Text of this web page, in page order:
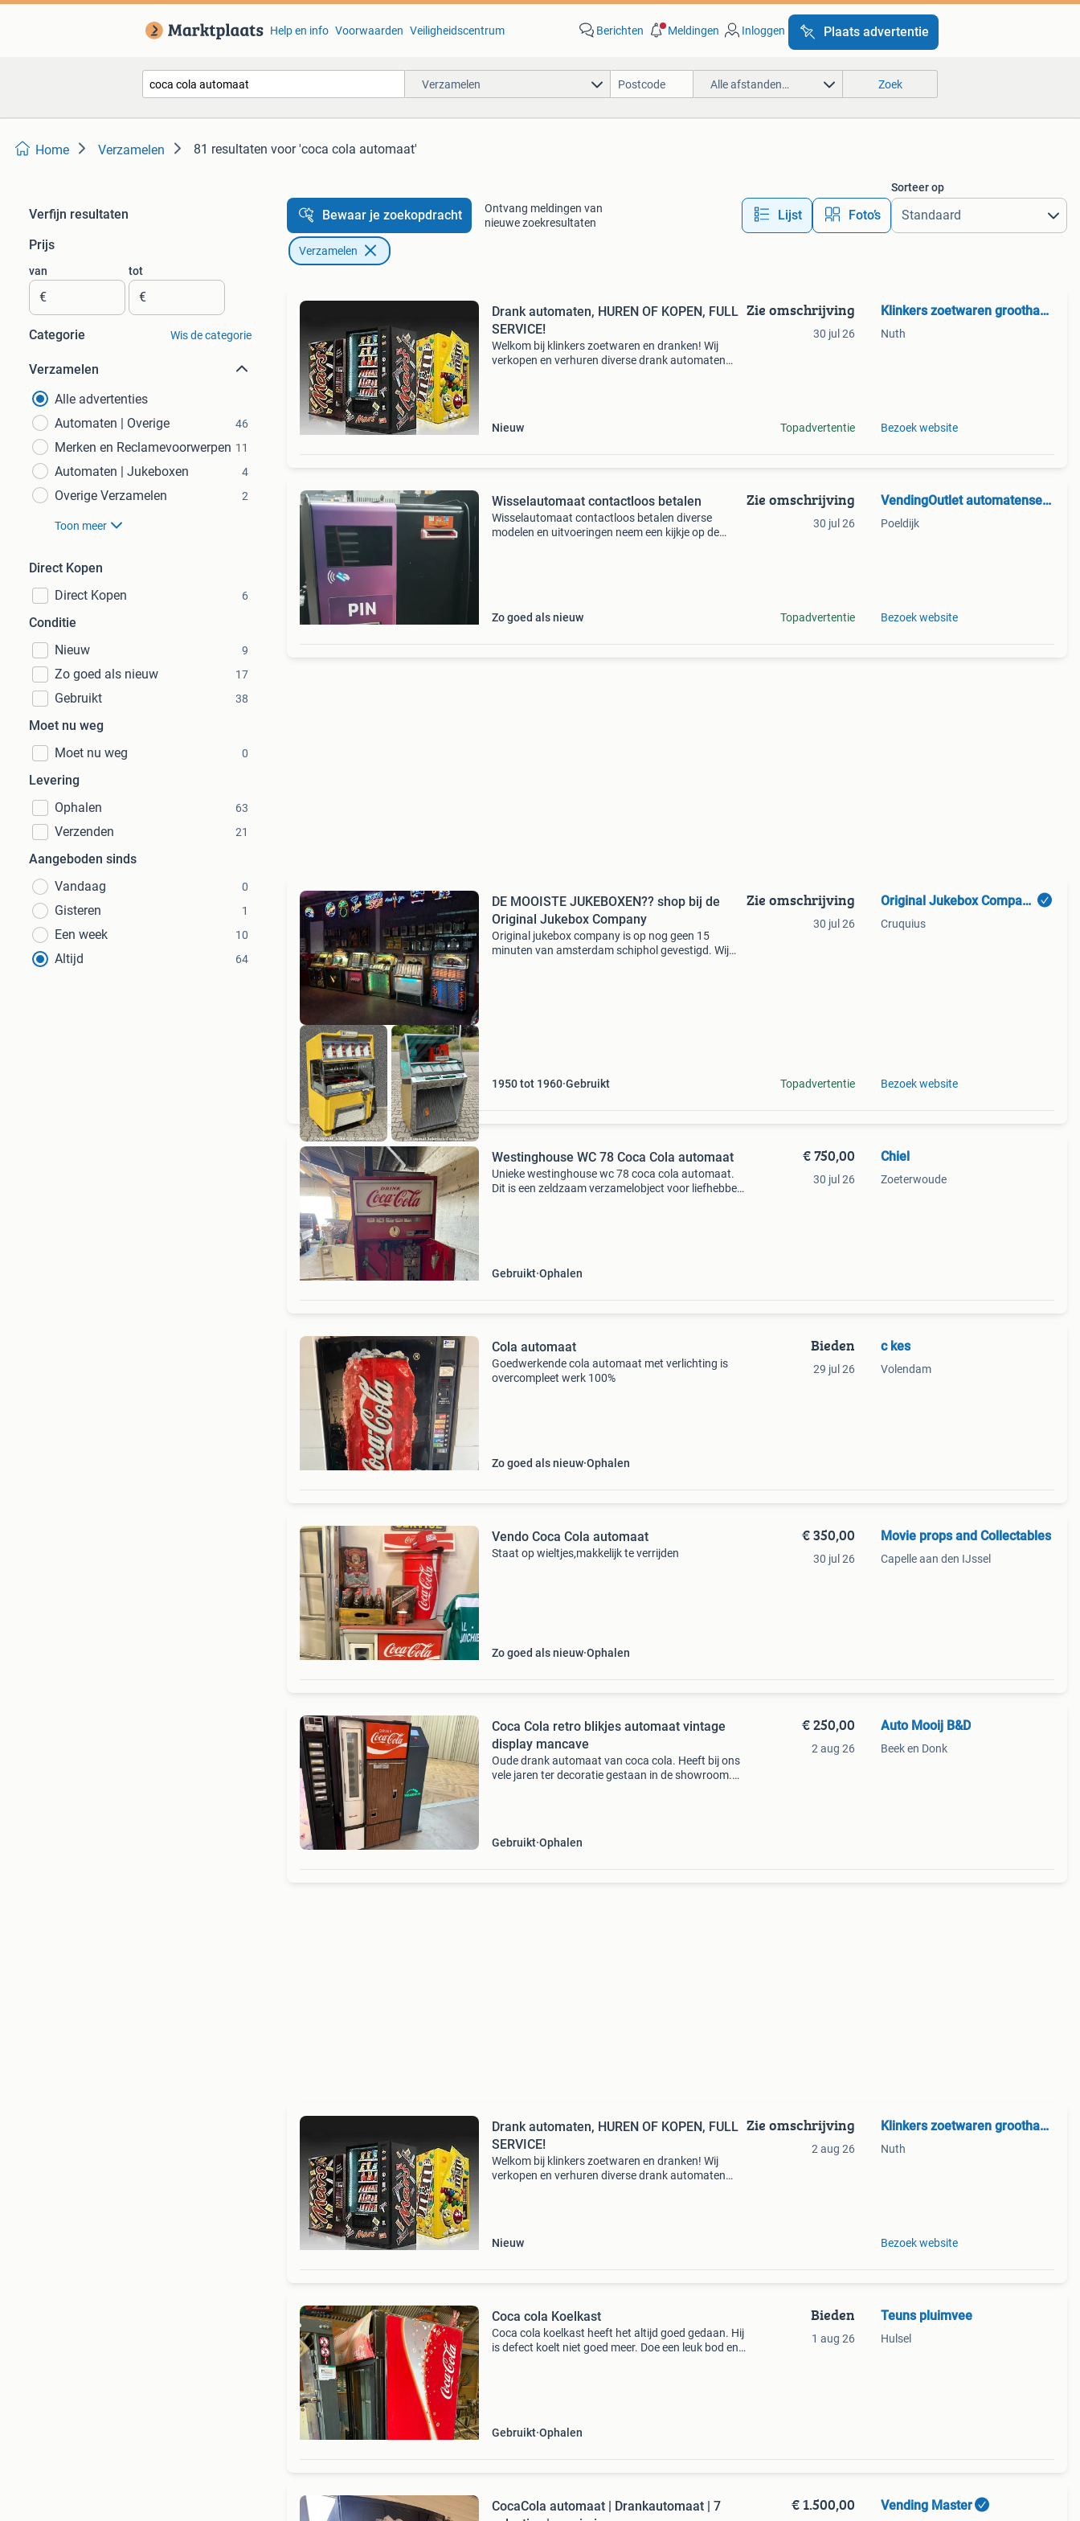
Help en info Voorwaarden Veiligheidscentrum Berichten Meldingen Inloggen Plaats advertentie
Verzamelen Alle afstanden… Zoek
Home Verzamelen 81 resultaten voor 'coca cola automaat'
Verfijn resultaten
Prijs
van
€
tot
€
Categorie Wis de categorie
Verzamelen
Alle advertenties
Automaten | Overige
46
Merken en Reclamevoorwerpen 11
Automaten | Jukeboxen 4
Overige Verzamelen 2
Toon meer
Direct Kopen
Direct Kopen
6
Conditie
Nieuw
9
Zo goed als nieuw 17
Gebruikt 38
Moet nu weg
Moet nu weg
0
Levering
Ophalen
63
Verzenden 21
Aangeboden sinds
Vandaag
0
Gisteren 1
Een week 10
Altijd 64
Bewaar je zoekopdracht
Ontvang meldingen van
nieuwe zoekresultaten
Lijst Foto’s
Sorteer op
Verzamelen
Drank automaten, HUREN OF KOPEN, FULL
SERVICE!
Welkom bij klinkers zoetwaren en dranken! Wij
verkopen en verhuren diverse drank automaten
Nieuw
Zie omschrijving
30 jul 26
Topadvertentie
Klinkers zoetwaren groothandel
Nuth
Bezoek website
Wisselautomaat contactloos betalen
Wisselautomaat contactloos betalen diverse
modelen en uitvoeringen neem een kijkje op de
Zo goed als nieuw
Zie omschrijving
30 jul 26
Topadvertentie
VendingOutlet automatenservice
Poeldijk
Bezoek website
DE MOOISTE JUKEBOXEN?? shop bij de
Original Jukebox Company
Original jukebox company is op nog geen 15
minuten van amsterdam schiphol gevestigd. Wij
1950 tot 1960 Gebruikt
Zie omschrijving
30 jul 26
Topadvertentie
Original Jukebox Company
Cruquius
Bezoek website
Westinghouse WC 78 Coca Cola automaat
Unieke westinghouse wc 78 coca cola automaat.
Dit is een zeldzaam verzamelobject voor liefhebbers
Gebruikt Ophalen
€ 750,00
30 jul 26
Chiel
Zoeterwoude
Cola automaat
Goedwerkende cola automaat met verlichting is
overcompleet werk 100%
Zo goed als nieuw Ophalen
Bieden
29 jul 26
c kes
Volendam
Vendo Coca Cola automaat
Staat op wieltjes,makkelijk te verrijden
Zo goed als nieuw Ophalen
€ 350,00
30 jul 26
Movie props and Collectables
Capelle aan den IJssel
Coca Cola retro blikjes automaat vintage
display mancave
Oude drank automaat van coca cola. Heeft bij ons
vele jaren ter decoratie gestaan in de showroom.
Gebruikt Ophalen
€ 250,00
2 aug 26
Auto Mooij B&D
Beek en Donk
Drank automaten, HUREN OF KOPEN, FULL
SERVICE!
Welkom bij klinkers zoetwaren en dranken! Wij
verkopen en verhuren diverse drank automaten
Nieuw
Zie omschrijving
2 aug 26
Klinkers zoetwaren groothandel
Nuth
Bezoek website
Coca cola Koelkast
Coca cola koelkast heeft het altijd goed gedaan. Hij
is defect koelt niet goed meer. Doe een leuk bod en
Gebruikt Ophalen
Bieden
1 aug 26
Teuns pluimvee
Hulsel
CocaCola automaat | Drankautomaat | 7
€ 1.500,00 Vending Master